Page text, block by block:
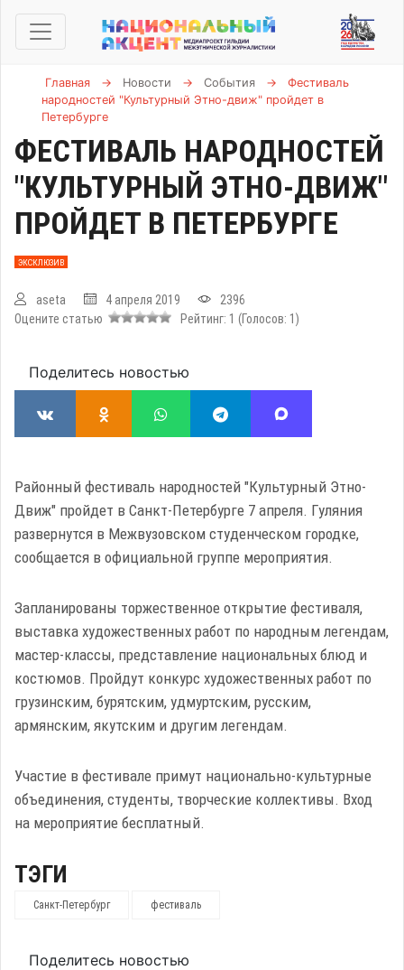
Главная → Новости → События →
Фестиваль
народностей "Культурный Этно-движ" пройдет в
Петербурге
ФЕСТИВАЛЬ НАРОДНОСТЕЙ
"КУЛЬТУРНЫЙ ЭТНО-ДВИЖ"
ПРОЙДЕТ В ПЕТЕРБУРГЕ
ЭКСКЛЮЗИВ
aseta 4 апреля 2019
2396
Оцените статью
Рейтинг: 1 (Голосов: 1 )
Поделитесь новостью
Районный фестиваль народностей "Культурный Этно-
Движ" пройдет в Санкт-Петербурге 7 апреля. Гуляния
развернутся в Межвузовском студенческом городке,
сообщается в официальной группе мероприятия.
Запланированы торжественное открытие фестиваля,
выставка художественных работ по народным легендам,
мастер-классы, представление национальных блюд и
костюмов. Пройдут конкурс художественных работ по
грузинским, бурятским, удмуртским, русским,
армянским, якутским и другим легендам.
Участие в фестивале примут национально-культурные
объединения, студенты, творческие коллективы. Вход
на мероприятие бесплатный.
ТЭГИ
Санкт-Петербург фестиваль
Поделитесь новостью